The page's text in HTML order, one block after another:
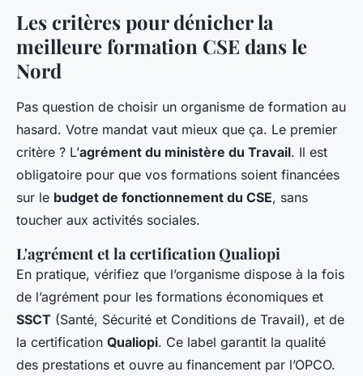
Les critères pour dénicher la
meilleure formation CSE dans le
Nord
Pas question de choisir un organisme de formation au
hasard. Votre mandat vaut mieux que ça. Le premier
critère ? L’agrément du ministère du Travail. Il est
obligatoire pour que vos formations soient financées
sur le budget de fonctionnement du CSE, sans
toucher aux activités sociales.
L'agrément et la certification Qualiopi
En pratique, vérifiez que l’organisme dispose à la fois
de l’agrément pour les formations économiques et
SSCT (Santé, Sécurité et Conditions de Travail), et de
la certification Qualiopi. Ce label garantit la qualité
des prestations et ouvre au financement par l’OPCO.